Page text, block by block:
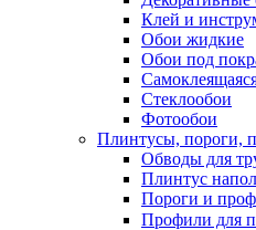
Клей и
Обои жидкие
Обои под
Стеклообои
Фотообои
Плинтусы, пороги,
Обводы для
Плинтус
Пороги и
Профили для